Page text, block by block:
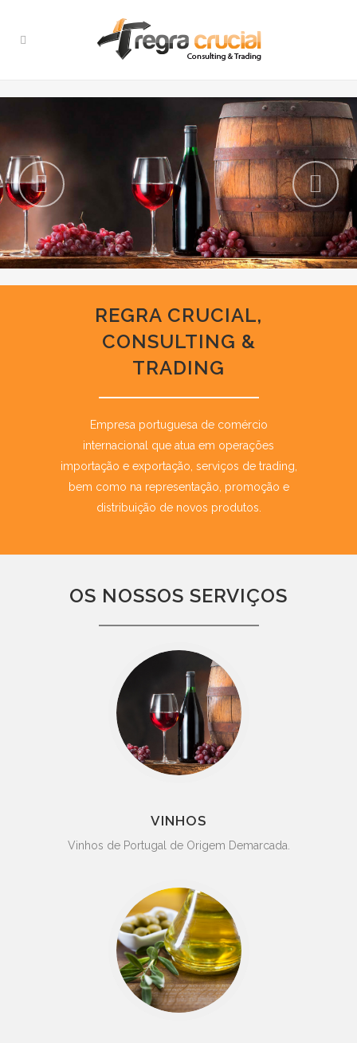
REGRA CRUCIAL,
CONSULTING &
TRADING
Empresa portuguesa de comércio
internacional que atua em operações
importação e exportação, serviços de trading,
bem como na representação, promoção e
distribuição de novos produtos.
OS NOSSOS SERVIÇOS
VINHOS
Vinhos de Portugal de Origem Demarcada.